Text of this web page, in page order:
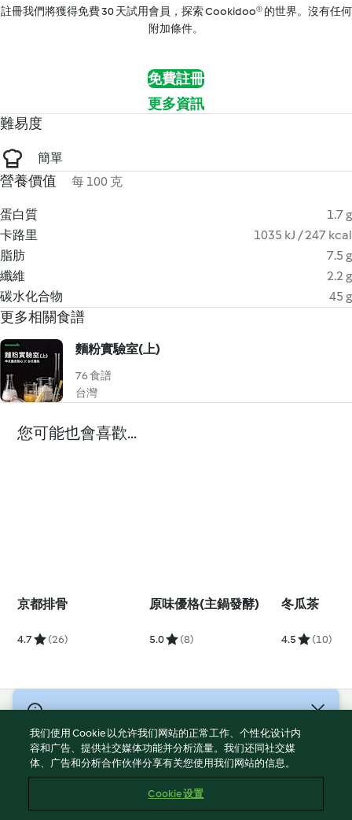
註冊我們將獲得免費 30 天試用會員，探索 Cookidoo® 的世界。沒有任何
附加條件。
免費註冊
更多資訊
難易度
簡單
營養價值 每 100 克
蛋白質
1.7 g
卡路里
1035 kJ / 247 kcal
脂肪
7.5 g
纖維
2.2 g
碳水化合物
45 g
更多相關食譜
麵粉實驗室(上)
76 食譜
台灣
您可能也會喜歡...
京都排骨
4.7 (26)
原味優格(主鍋發酵)
5.0 (8)
冬瓜茶
4.5 (10)
服務條款
隱私權政策
網頁所有權
我们使用 Cookie 以允许我们网站的正常工作、个性化设计内
容和广告、提供社交媒体功能并分析流量。我们还同社交媒
体、广告和分析合作伙伴分享有关您使用我们网站的信息。
Cookie 设置